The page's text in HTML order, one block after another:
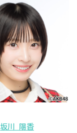
坂川 陽香